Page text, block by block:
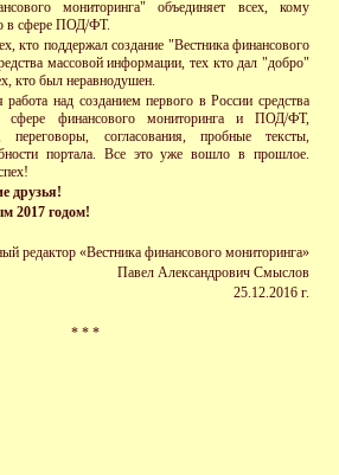
мониторинга" объединяет всех, кому
в сфере ПОД/ФТ.
кто поддержал создание "Вестника финансового
массовой информации, тех кто дал "добро"
кто был неравнодушен.
над созданием первого в России средства
сфере финансового мониторинга и ПОД/ФТ,
переговоры, согласования, пробные тексты,
портала. Все это уже вошло в прошлое.
друзья!
2017 годом!
редактор «Вестника финансового мониторинга»
Павел Александрович Смыслов
25.12.2016 г.
* * *